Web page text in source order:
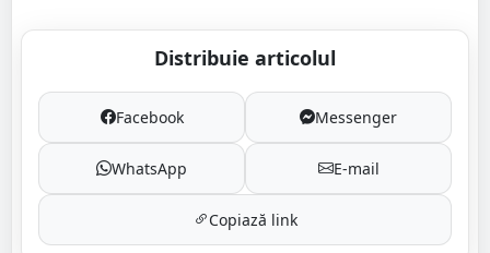
Distribuie articolul
Facebook Messenger
WhatsApp E-mail
Copiază link